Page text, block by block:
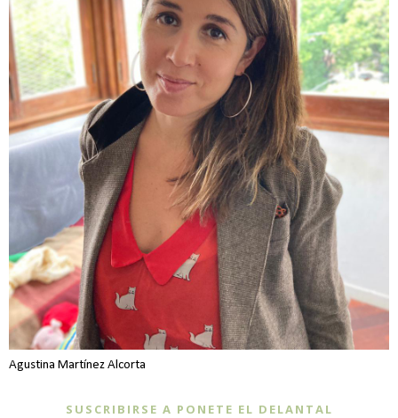
Agustina Martínez Alcorta
SUSCRIBIRSE A PONETE EL DELANTAL